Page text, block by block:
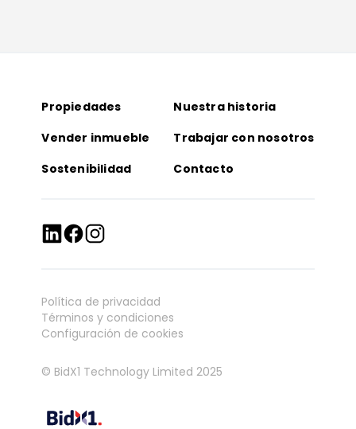
Propiedades
Nuestra historia
Vender inmueble
Trabajar con nosotros
Sostenibilidad
Contacto
Política de privacidad
Términos y condiciones
Configuración de cookies
© BidX1 Technology Limited 2025